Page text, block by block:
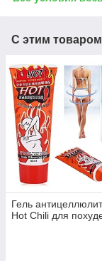
С этим
Гель
Hot Chili для